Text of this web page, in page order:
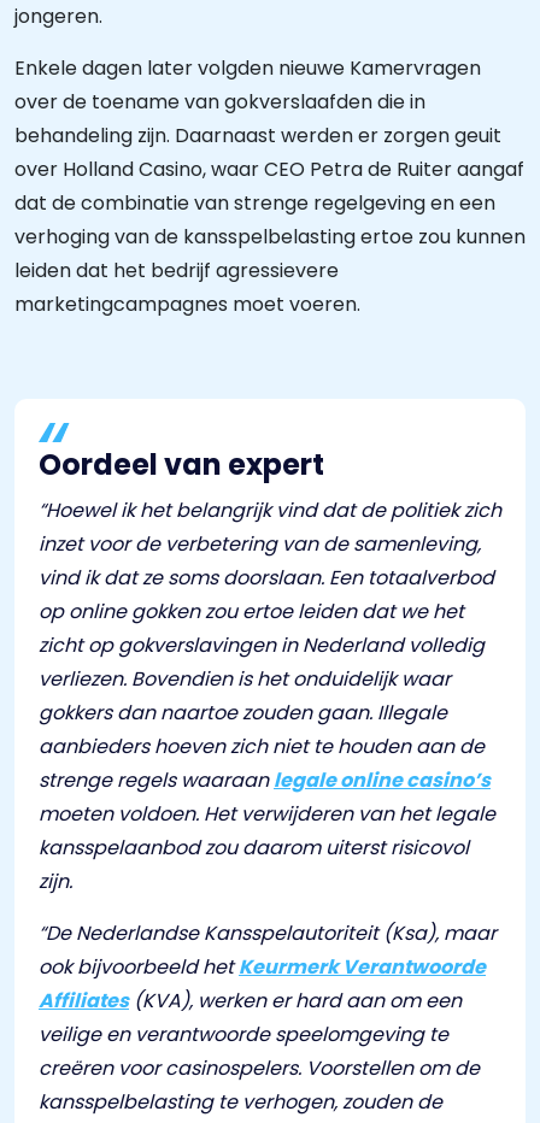
jongeren.
Enkele dagen later volgden nieuwe Kamervragen
over de toename van gokverslaafden die in
behandeling zijn. Daarnaast werden er zorgen geuit
over Holland Casino, waar CEO Petra de Ruiter aangaf
dat de combinatie van strenge regelgeving en een
verhoging van de kansspelbelasting ertoe zou kunnen
leiden dat het bedrijf agressievere
marketingcampagnes moet voeren.
Oordeel van expert
“Hoewel ik het belangrijk vind dat de politiek zich
inzet voor de verbetering van de samenleving,
vind ik dat ze soms doorslaan. Een totaalverbod
op online gokken zou ertoe leiden dat we het
zicht op gokverslavingen in Nederland volledig
verliezen. Bovendien is het onduidelijk waar
gokkers dan naartoe zouden gaan. Illegale
aanbieders hoeven zich niet te houden aan de
strenge regels waaraanlegale online casino’s
moeten voldoen. Het verwijderen van het legale
kansspelaanbod zou daarom uiterst risicovol
zijn.
“De Nederlandse Kansspelautoriteit (Ksa), maar
ook bijvoorbeeld hetKeurmerk Verantwoorde
Affiliates(KVA), werken er hard aan om een
veilige en verantwoorde speelomgeving te
creëren voor casinospelers. Voorstellen om de
kansspelbelasting te verhogen, zouden de